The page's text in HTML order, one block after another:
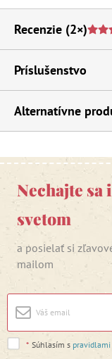
Recenzie (2×)
Príslušenstvo
Alternatívne
Nechajte
svetom
a posielať si
mailom
* Súhlasím s